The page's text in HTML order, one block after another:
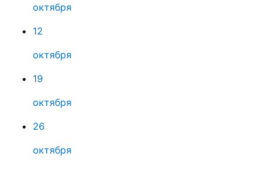
октября
12
октября
19
октября
26
октября